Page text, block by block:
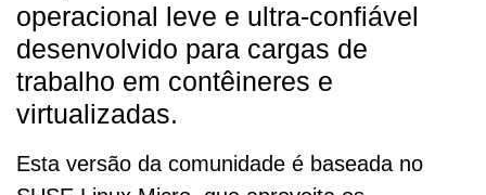
operacional leve e ultra-confiável
desenvolvido para cargas de
trabalho em contêineres e
virtualizadas.
Esta versão da comunidade é baseada no